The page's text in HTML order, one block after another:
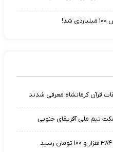
تیم ملی آفریقای جنوبی